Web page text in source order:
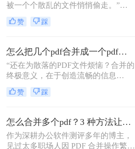
被一个个散乱的文件悄悄偷走。”作
为一名从事电脑办公软件测评多年的
博主，小编经常被粉丝问到：“怎么
背后却藏着效率的巨大分水岭。职场
办公人群和自媒体创作者们，常常陷
入信息碎片化、操作繁琐和安全隐忧
的困境。
赞 踩
怎么把几个pdf合并成一个pdf文件？合并文件的四大高效秘籍，总有一款适合你！
“还在为散落的PDF文件烦恼？合并的
终极意义，在于创造流畅的信息
流。”身为一名深耕电脑办公软件测
评多年的博主，我深知高效处理文档
点。面对数十份零散的PDF——可能
是项目报告的不同章节、分散的合同
附件，或是零散的参考资料
赞 踩
怎么合并多个pdf？3 种方法让效率翻倍”！
作为深耕办公软件测评多年的博主，
见过太多职场人因 PDF 合并操作繁